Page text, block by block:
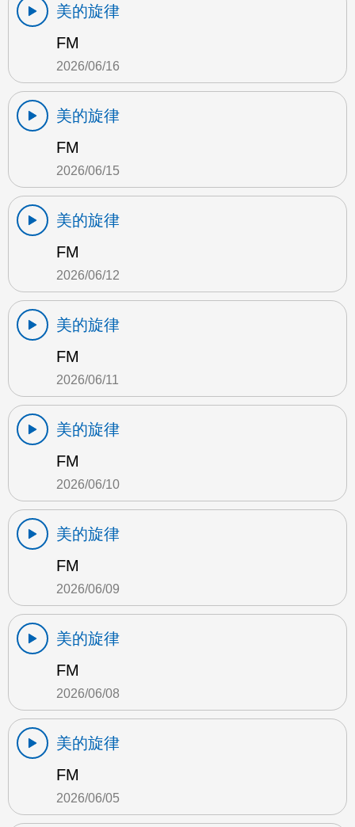
美的旋律
FM
2026/06/16
美的旋律
FM
2026/06/15
美的旋律
FM
2026/06/12
美的旋律
FM
2026/06/11
美的旋律
FM
2026/06/10
美的旋律
FM
2026/06/09
美的旋律
FM
2026/06/08
美的旋律
FM
2026/06/05